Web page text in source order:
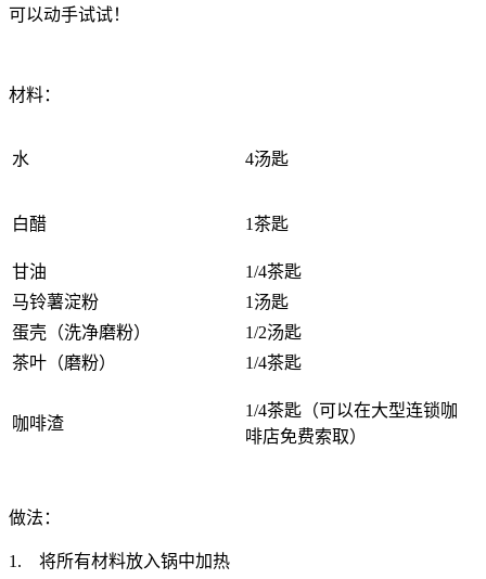
可以动手试试！
材料：
水 4汤匙
白醋 1茶匙
甘油
1/4茶匙
马铃薯淀粉
1汤匙
蛋壳（洗净磨粉）
1/2汤匙
茶叶（磨粉）
1/4茶匙
咖啡渣
1/4茶匙（可以在大型连锁咖
啡店免费索取）
做法：
1. 将所有材料放入锅中加热